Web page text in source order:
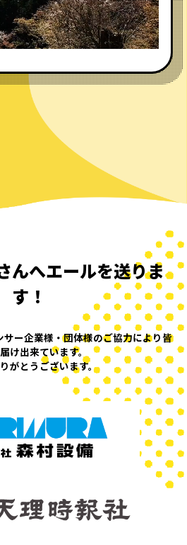
んへエールを送りま
す！
ー企業様・団体様のご協力により皆
け出来ています。
がとうございます。